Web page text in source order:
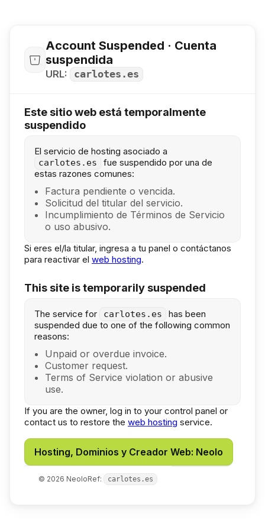
Account Suspended · Cuenta
suspendida
URL: carlotes.es
Este sitio web está temporalmente
suspendido
El servicio de hosting asociado a
carlotes.es
fue suspendido por una de
estas razones comunes:
Factura pendiente o vencida.
Solicitud del titular del servicio.
Incumplimiento de Términos de Servicio
o uso abusivo.
Si eres el/la titular, ingresa a tu panel o contáctanos
para reactivar el web hosting.
This site is temporarily suspended
The service for carlotes.es
has been
suspended due to one of the following common
reasons:
Unpaid or overdue invoice.
Customer request.
Terms of Service violation or abusive
use.
If you are the owner, log in to your control panel or
contact us to restore the web hosting service.
Hosting, Dominios y Creador Web: Neolo
© 2026 NeoloRef: carlotes.es